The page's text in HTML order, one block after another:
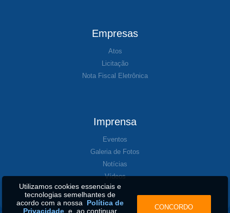
Empresas
Atos
Licitação
Nota Fiscal Eletrônica
Imprensa
Eventos
Galeria de Fotos
Notícias
Vídeos
Utilizamos cookies essenciais e
tecnologias semelhantes de
acordo com a nossa Política de
Privacidadee, ao continuar CONCORDO